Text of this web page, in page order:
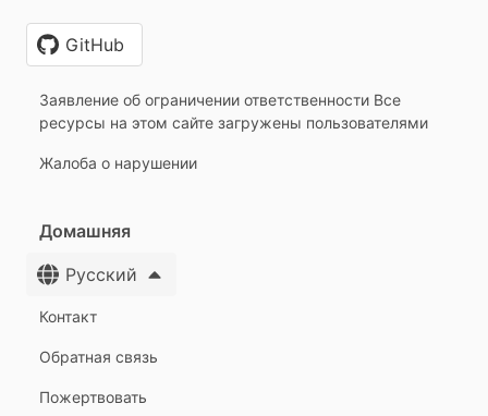
GitHub
Заявление об ограничении ответственности Все
ресурсы на этом сайте загружены пользователями
Жалоба о нарушении
Домашняя
Русский
Контакт
Обратная связь
Пожертвовать